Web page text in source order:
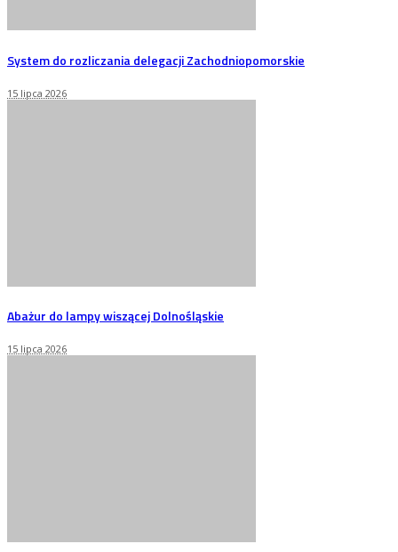
System do rozliczania delegacji Zachodniopomorskie
15 lipca 2026
Abażur do lampy wiszącej Dolnośląskie
15 lipca 2026